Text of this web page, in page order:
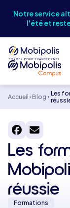
Notre service
l'été et
Accueil Blog
Les
Les
réussie
Formations